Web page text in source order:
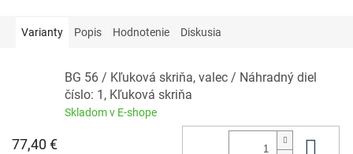
Varianty Popis Hodnotenie Diskusia
BG 56 / Kľuková skriňa, valec / Náhradný diel
číslo: 1, Kľuková skriňa
Skladom v E-shope
77,40 €